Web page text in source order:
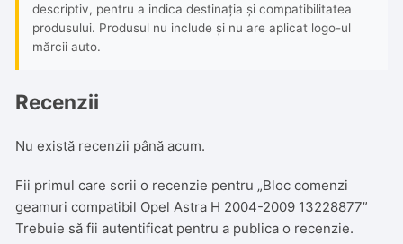
descriptiv, pentru a indica destinația și compatibilitatea
produsului. Produsul nu include și nu are aplicat logo-ul
mărcii auto.
Recenzii
Nu există recenzii până acum.
Fii primul care scrii o recenzie pentru „Bloc comenzi
geamuri compatibil Opel Astra H 2004-2009 13228877”
Trebuie să fiiautentificat pentru a publica o recenzie.